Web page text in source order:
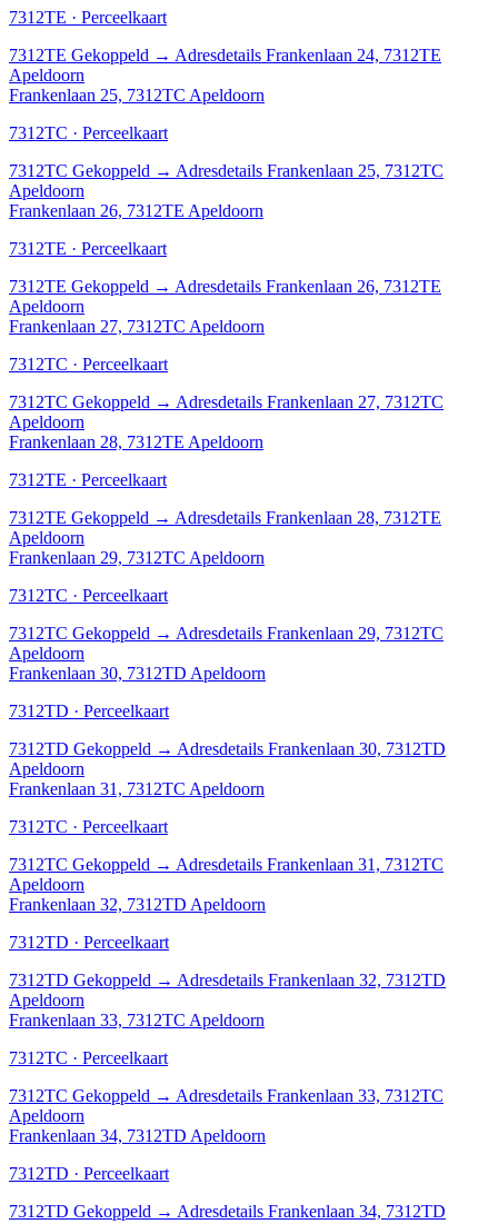
7312TE · Perceelkaart
7312TE Gekoppeld → Adresdetails Frankenlaan 24, 7312TE
Apeldoorn
Frankenlaan 25, 7312TC Apeldoorn
7312TC · Perceelkaart
7312TC Gekoppeld → Adresdetails Frankenlaan 25, 7312TC
Apeldoorn
Frankenlaan 26, 7312TE Apeldoorn
7312TE · Perceelkaart
7312TE Gekoppeld → Adresdetails Frankenlaan 26, 7312TE
Apeldoorn
Frankenlaan 27, 7312TC Apeldoorn
7312TC · Perceelkaart
7312TC Gekoppeld → Adresdetails Frankenlaan 27, 7312TC
Apeldoorn
Frankenlaan 28, 7312TE Apeldoorn
7312TE · Perceelkaart
7312TE Gekoppeld → Adresdetails Frankenlaan 28, 7312TE
Apeldoorn
Frankenlaan 29, 7312TC Apeldoorn
7312TC · Perceelkaart
7312TC Gekoppeld → Adresdetails Frankenlaan 29, 7312TC
Apeldoorn
Frankenlaan 30, 7312TD Apeldoorn
7312TD · Perceelkaart
7312TD Gekoppeld → Adresdetails Frankenlaan 30, 7312TD
Apeldoorn
Frankenlaan 31, 7312TC Apeldoorn
7312TC · Perceelkaart
7312TC Gekoppeld → Adresdetails Frankenlaan 31, 7312TC
Apeldoorn
Frankenlaan 32, 7312TD Apeldoorn
7312TD · Perceelkaart
7312TD Gekoppeld → Adresdetails Frankenlaan 32, 7312TD
Apeldoorn
Frankenlaan 33, 7312TC Apeldoorn
7312TC · Perceelkaart
7312TC Gekoppeld → Adresdetails Frankenlaan 33, 7312TC
Apeldoorn
Frankenlaan 34, 7312TD Apeldoorn
7312TD · Perceelkaart
7312TD Gekoppeld → Adresdetails Frankenlaan 34, 7312TD